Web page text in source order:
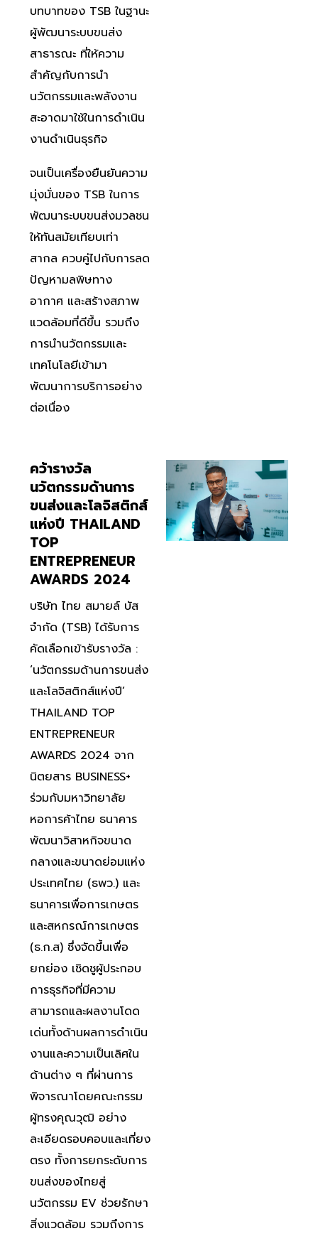
บทบาทของ TSB ในฐานะ
ผู้พัฒนาระบบขนส่ง
สาธารณะ ที่ให้ความ
สำคัญกับการนำ
นวัตกรรมและพลังงาน
สะอาดมาใช้ในการดำเนิน
งานดำเนินธุรกิจ
จนเป็นเครื่องยืนยันความ
มุ่งมั่นของ TSB ในการ
พัฒนาระบบขนส่งมวลชน
ให้ทันสมัยเทียบเท่า
สากล ควบคู่ไปกับการลด
ปัญหามลพิษทาง
อากาศ และสร้างสภาพ
แวดล้อมที่ดีขึ้น รวมถึง
การนำนวัตกรรมและ
เทคโนโลยีเข้ามา
พัฒนาการบริการอย่าง
ต่อเนื่อง
คว้ารางวัล
นวัตกรรมด้านการ
ขนส่งและโลจิสติกส์
แห่งปี THAILAND
TOP
ENTREPRENEUR
AWARDS 2024
บริษัท ไทย สมายล์ บัส
จำกัด (TSB) ได้รับการ
คัดเลือกเข้ารับรางวัล :
‘นวัตกรรมด้านการขนส่ง
และโลจิสติกส์แห่งปี’
THAILAND TOP
ENTREPRENEUR
AWARDS 2024 จาก
นิตยสาร BUSINESS+
ร่วมกับมหาวิทยาลัย
หอการค้าไทย ธนาคาร
พัฒนาวิสาหกิจขนาด
กลางและขนาดย่อมแห่ง
ประเทศไทย (ธพว.) และ
ธนาคารเพื่อการเกษตร
และสหกรณ์การเกษตร
(ธ.ก.ส) ซึ่งจัดขึ้นเพื่อ
ยกย่อง เชิดชูผู้ประกอบ
การธุรกิจที่มีความ
สามารถและผลงานโดด
เด่นทั้งด้านผลการดำเนิน
งานและความเป็นเลิศใน
ด้านต่าง ๆ ที่ผ่านการ
พิจารณาโดยคณะกรรม
ผู้ทรงคุณวุฒิ อย่าง
ละเอียดรอบคอบและเที่ยง
ตรง ทั้งการยกระดับการ
ขนส่งของไทยสู่
นวัตกรรม EV ช่วยรักษา
สิ่งแวดล้อม รวมถึงการ